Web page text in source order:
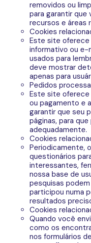
removidos ou
para garantir que
recursos e áreas
Cookies
Este site oferece
informativo ou e-
usados ​​para
deve mostrar
apenas para
Pedidos
Este site
ou pagamento e
garantir que seu
páginas, para
adequadamente.
Cookies
Periodicamente,
questionários
interessantes,
nossa base de
pesquisas
participou numa
resultados
Cookies
Quando você
como os
nos formulários